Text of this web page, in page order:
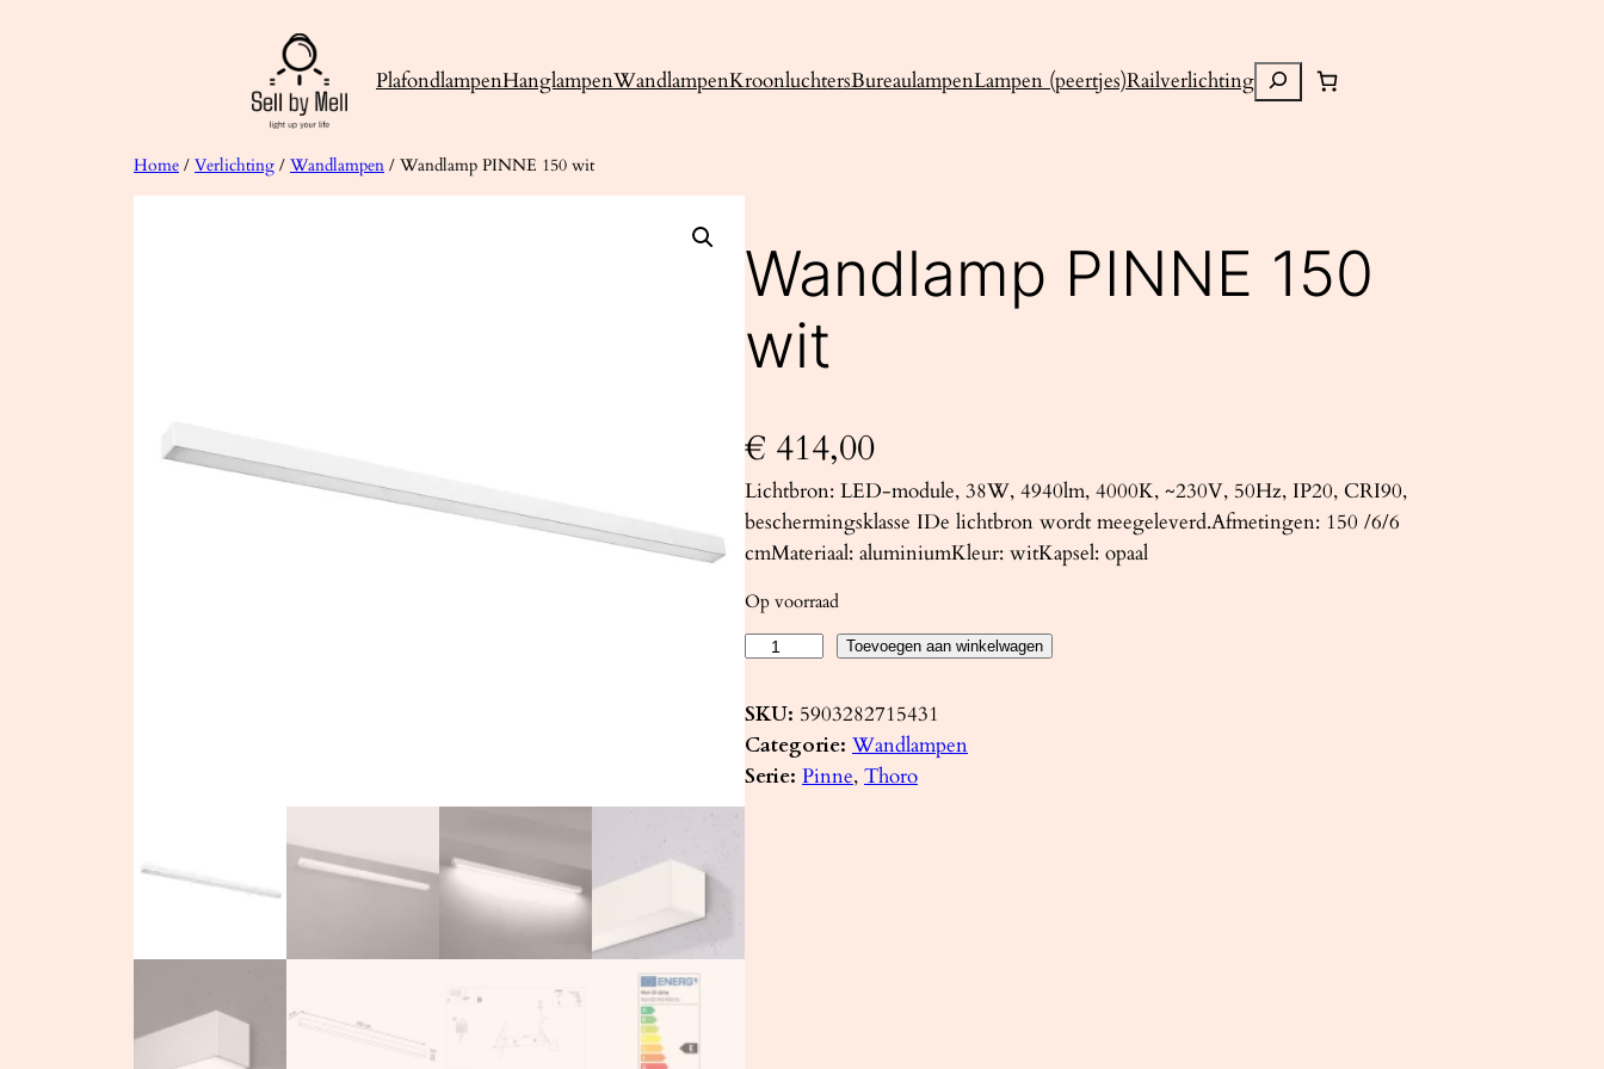
PlafondlampenHanglampenWandlampenKroonluchtersBureaulampenLampen (peertjes)RailverlichtingZoeken
Home / Verlichting / Wandlampen / Wandlamp PINNE 150 wit
Wandlamp PINNE 150
wit
€ 414,00
Lichtbron: LED-module, 38W, 4940lm, 4000K, ~230V, 50Hz, IP20, CRI90,
beschermingsklasse IDe lichtbron wordt meegeleverd.Afmetingen: 150 /6/6
cmMateriaal: aluminiumKleur: witKapsel: opaal
Op voorraad
n
d
l
a
N
Toevoegen aan winkelwagen
SKU: 5903282715431
Categorie: Wandlampen
Serie: Pinne, Thoro